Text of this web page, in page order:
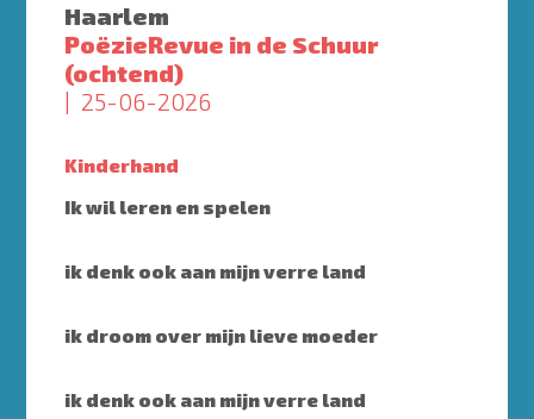
Haarlem
PoëzieRevue in de Schuur
(ochtend)
25-06-2026
Kinderhand
Ik wil leren en spelen
ik denk ook aan mijn verre land
ik droom over mijn lieve moeder
ik denk ook aan mijn verre land